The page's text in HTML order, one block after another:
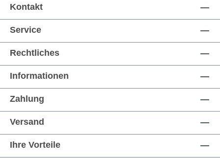
Kontakt
Service
Rechtliches
Informationen
Zahlung
Versand
Ihre Vorteile